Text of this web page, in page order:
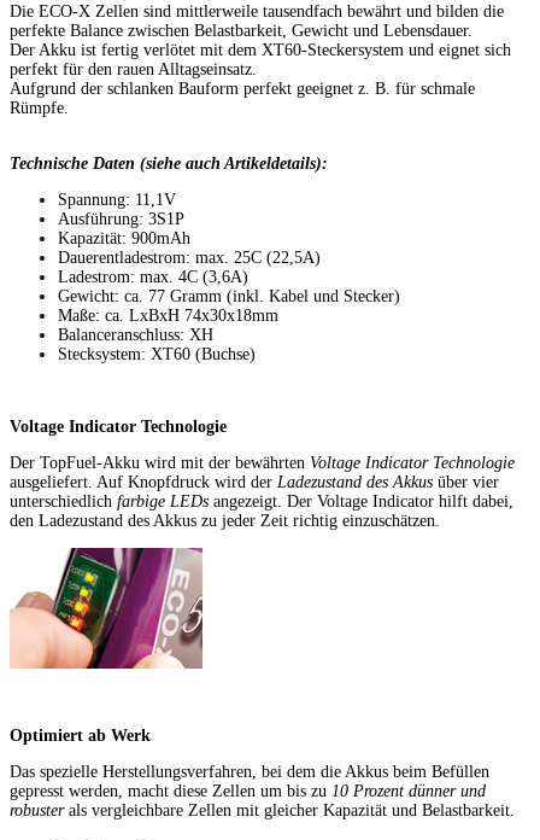
Die ECO-X Zellen sind mittlerweile tausendfach bewährt und bilden die
perfekte Balance zwischen Belastbarkeit, Gewicht und Lebensdauer.
Der Akku ist fertig verlötet mit dem XT60-Steckersystem und eignet sich
perfekt für den rauen Alltagseinsatz.
Aufgrund der schlanken Bauform perfekt geeignet z. B. für schmale
Rümpfe.
Technische Daten (siehe auch Artikeldetails):
Spannung: 11,1V
Ausführung: 3S1P
Kapazität: 900mAh
Dauerentladestrom: max. 25C (22,5A)
Ladestrom: max. 4C (3,6A)
Gewicht: ca. 77 Gramm (inkl. Kabel und Stecker)
Maße: ca. LxBxH 74x30x18mm
Balanceranschluss: XH
Stecksystem: XT60 (Buchse)
Voltage Indicator Technologie
Der TopFuel-Akku wird mit der bewährten Voltage Indicator Technologie
ausgeliefert. Auf Knopfdruck wird der Ladezustand des Akkus über vier
unterschiedlich farbige LEDs angezeigt. Der Voltage Indicator hilft dabei,
den Ladezustand des Akkus zu jeder Zeit richtig einzuschätzen.
Optimiert ab Werk
Das spezielle Herstellungsverfahren, bei dem die Akkus beim Befüllen
gepresst werden, macht diese Zellen um bis zu 10 Prozent dünner und
robusterals vergleichbare Zellen mit gleicher Kapazität und Belastbarkeit.